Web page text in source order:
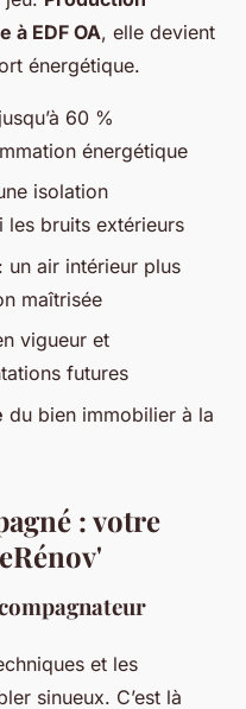
à EDF OA, elle devient
énergétique.
60 %
énergétique
isolation
les bruits extérieurs
: un air intérieur plus
maîtrisée
vigueur et
futures
du bien immobilier à la
: votre
et les
sinueux. C’est là